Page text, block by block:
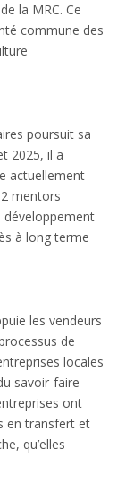
la MRC. Ce
commune des
poursuit sa
2025, il a
actuellement
mentors
développement
à long terme
les vendeurs
de
locales
savoir-faire
ont
en transfert et
qu’elles